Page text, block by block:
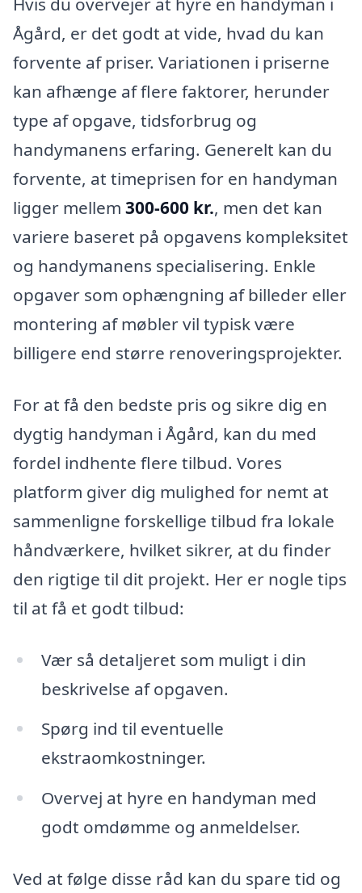
Ågård, er det godt at vide, hvad du kan
forvente af priser. Variationen i priserne
kan afhænge af flere faktorer, herunder
type af opgave, tidsforbrug og
handymanens erfaring. Generelt kan du
forvente, at timeprisen for en handyman
ligger mellem 300-600 kr., men det kan
variere baseret på opgavens kompleksitet
og handymanens specialisering. Enkle
opgaver som ophængning af billeder eller
montering af møbler vil typisk være
billigere end større renoveringsprojekter.
For at få den bedste pris og sikre dig en
dygtig handyman i Ågård, kan du med
fordel indhente flere tilbud. Vores
platform giver dig mulighed for nemt at
sammenligne forskellige tilbud fra lokale
håndværkere, hvilket sikrer, at du finder
den rigtige til dit projekt. Her er nogle tips
til at få et godt tilbud:
Vær så detaljeret som muligt i din
beskrivelse af opgaven.
Spørg ind til eventuelle
ekstraomkostninger.
Overvej at hyre en handyman med
godt omdømme og anmeldelser.
Ved at følge disse råd kan du spare tid og